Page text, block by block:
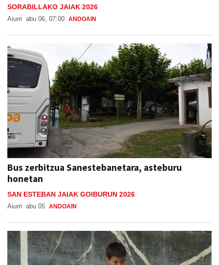
SORABILLAKO JAIAK 2026
Aiurri abu 06, 07:00 ANDOAIN
Bus zerbitzua Sanestebanetara, asteburu
honetan
SAN ESTEBAN JAIAK GOIBURUN 2026
Aiurri abu 05 ANDOAIN